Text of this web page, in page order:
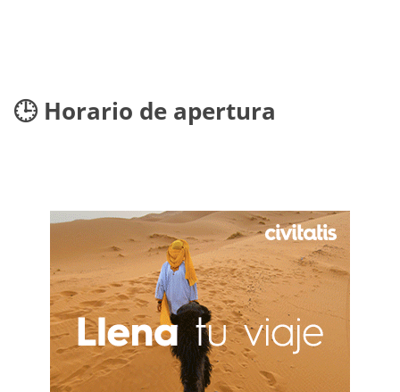
🕒 Horario de apertura